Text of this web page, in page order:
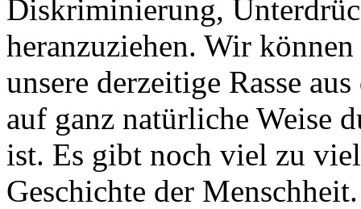
Diskriminierung,
heranzuziehen. Wir
unsere derzeitige Rasse
auf ganz natürliche Weise
ist. Es gibt noch viel zu
Geschichte der Menschheit.